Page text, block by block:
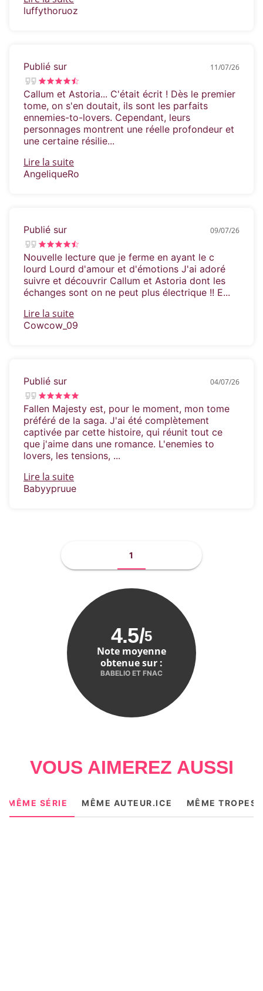
luffythoruoz
Publié sur 11/07/26
Callum et Astoria... C'était écrit ! Dès le premier
tome, on s'en doutait, ils sont les parfaits
ennemies-to-lovers. Cependant, leurs
personnages montrent une réelle profondeur et
une certaine résilie...
Lire la suite
AngeliqueRo
Publié sur 09/07/26
Nouvelle lecture que je ferme en ayant le c
lourd Lourd d'amour et d'émotions J'ai adoré
suivre et découvrir Callum et Astoria dont les
échanges sont on ne peut plus électrique !! E...
Lire la suite
Cowcow_09
Publié sur 04/07/26
Fallen Majesty est, pour le moment, mon tome
préféré de la saga. J'ai été complètement
captivée par cette histoire, qui réunit tout ce
que j'aime dans une romance. L'enemies to
lovers, les tensions, ...
Lire la suite
Babyypruue
1
4.5/5
Note moyenne
obtenue sur :
BABELIO ET FNAC
VOUS AIMEREZ AUSSI
MÊME SÉRIE MÊME AUTEUR.ICE MÊME TROPES